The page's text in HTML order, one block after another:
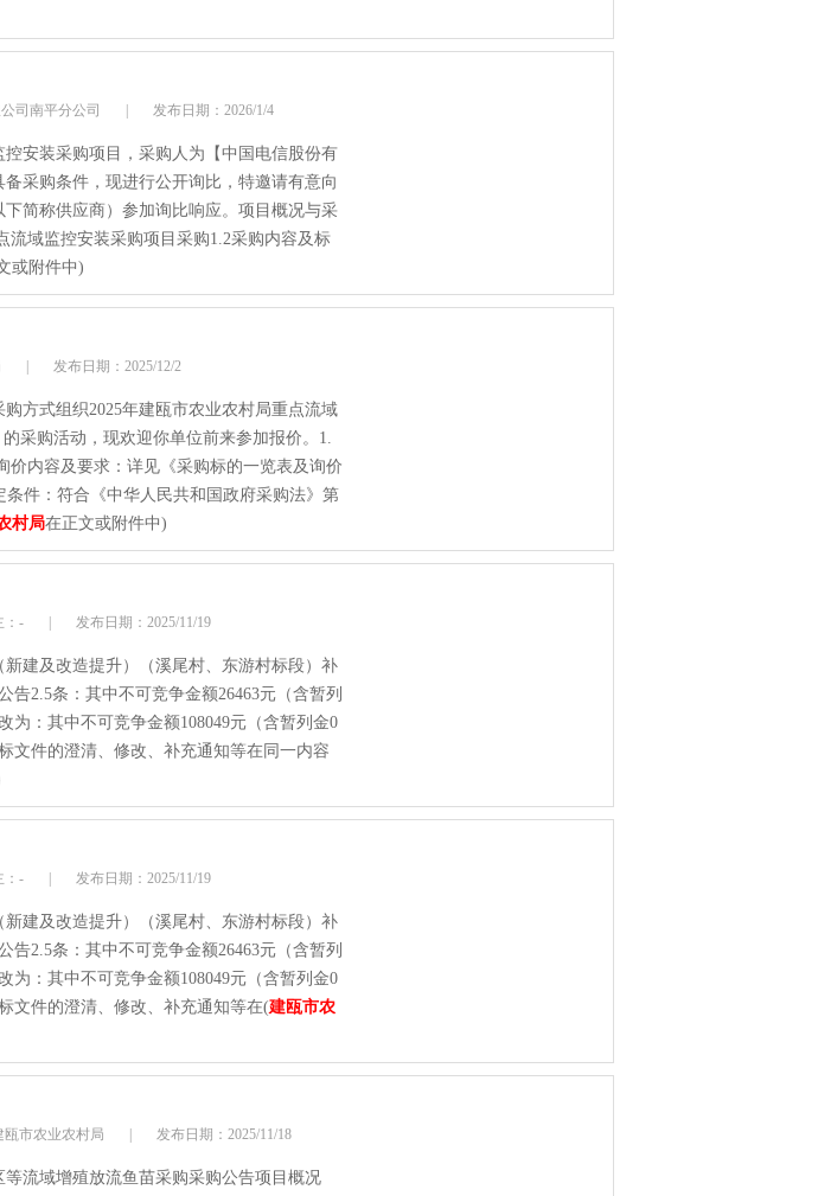
司南平分公司 发布日期：2026/1/4
安装采购项目，采购人为【中国电信股份有
采购条件，现进行公开询比，特邀请有意向
简称供应商）参加询比响应。项目概况与采
流域监控安装采购项目采购1.2采购内容及标
或附件中)
发布日期：2025/12/2
方式组织2025年建瓯市农业农村局重点流域
采购活动，现欢迎你单位前来参加报价。1.
价内容及要求：详见《采购标的一览表及询价
件：符合《中华人民共和国政府采购法》第
村局在正文或附件中)
：- 发布日期：2025/11/19
建及改造提升）（溪尾村、东游村标段）补
告2.5条：其中不可竞争金额26463元（含暂列
为：其中不可竞争金额108049元（含暂列金0
文件的澄清、修改、补充通知等在同一内容
：- 发布日期：2025/11/19
建及改造提升）（溪尾村、东游村标段）补
告2.5条：其中不可竞争金额26463元（含暂列
为：其中不可竞争金额108049元（含暂列金0
文件的澄清、修改、补充通知等在(建瓯市农
市农业农村局 发布日期：2025/11/18
流域增殖放流鱼苗采购采购公告项目概况